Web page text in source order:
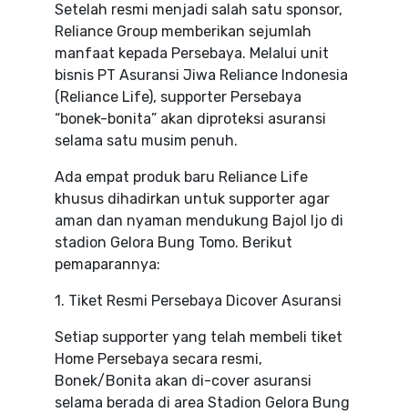
Setelah resmi menjadi salah satu sponsor,
Reliance Group memberikan sejumlah
manfaat kepada Persebaya. Melalui unit
bisnis PT Asuransi Jiwa Reliance Indonesia
(Reliance Life), supporter Persebaya
“bonek-bonita” akan diproteksi asuransi
selama satu musim penuh.
Ada empat produk baru Reliance Life
khusus dihadirkan untuk supporter agar
aman dan nyaman mendukung Bajol Ijo di
stadion Gelora Bung Tomo. Berikut
pemaparannya:
1. Tiket Resmi Persebaya Dicover Asuransi
Setiap supporter yang telah membeli tiket
Home Persebaya secara resmi,
Bonek/Bonita akan di-cover asuransi
selama berada di area Stadion Gelora Bung